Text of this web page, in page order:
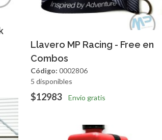
Agregar Vista Rapida
Llavero MP Racing - Free en
Combos
Código: 0002806
5 disponibles
$12983 Envío gratis